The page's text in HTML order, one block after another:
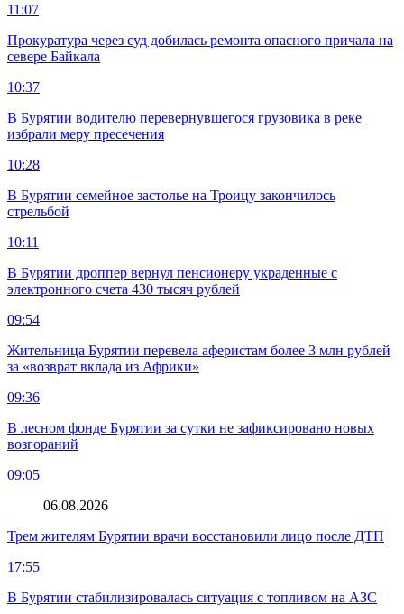
11:07
Прокуратура через суд добилась ремонта опасного причала на
севере Байкала
10:37
В Бурятии водителю перевернувшегося грузовика в реке
избрали меру пресечения
10:28
В Бурятии семейное застолье на Троицу закончилось
стрельбой
10:11
В Бурятии дроппер вернул пенсионеру украденные с
электронного счета 430 тысяч рублей
09:54
Жительница Бурятии перевела аферистам более 3 млн рублей
за «возврат вклада из Африки»
09:36
В лесном фонде Бурятии за сутки не зафиксировано новых
возгораний
09:05
06.08.2026
Трем жителям Бурятии врачи восстановили лицо после ДТП
17:55
В Бурятии стабилизировалась ситуация с топливом на АЗС